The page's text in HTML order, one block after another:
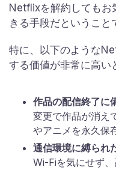
Netflixを解約してもお
きる手段だということ
特に、以下のような
する価値が非常に高い
作品の配信終了に
変更で作品が消え
やアニメを永久保
通信環境に縛られ
Wi-Fiを気にせず